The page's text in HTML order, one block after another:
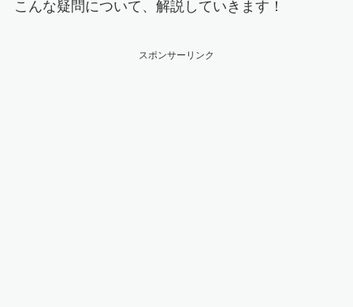
こんな疑問について、解説していきます！
スポンサーリンク